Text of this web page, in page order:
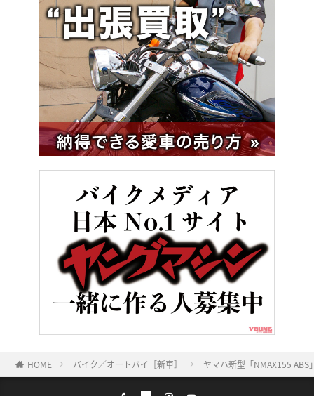
HOME バイク／オートバイ［新車］ ヤマハ新型「NMAX155